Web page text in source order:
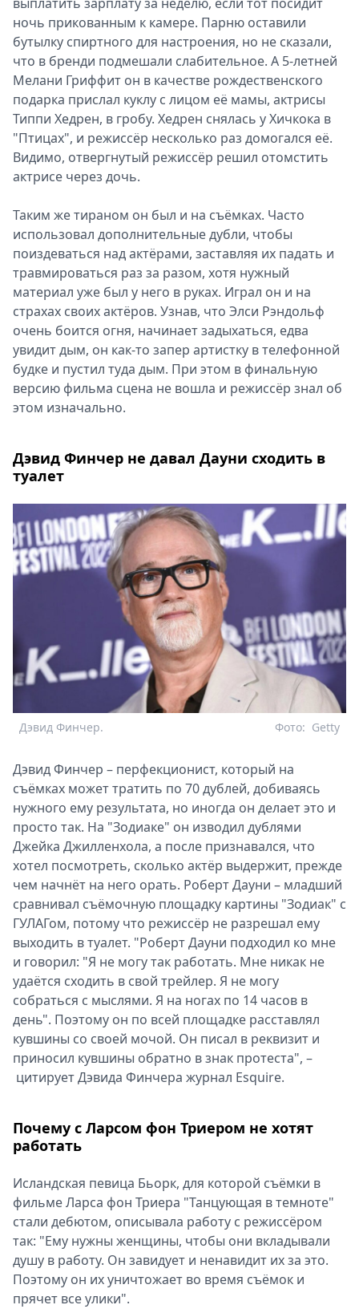
ночь прикованным к камере. Парню оставили
бутылку спиртного для настроения, но не сказали,
что в бренди подмешали слабительное. А 5-летней
Мелани Гриффит он в качестве рождественского
подарка прислал куклу с лицом её мамы, актрисы
Типпи Хедрен, в гробу. Хедрен снялась у Хичкока в
"Птицах", и режиссёр несколько раз домогался её.
Видимо, отвергнутый режиссёр решил отомстить
актрисе через дочь.
Таким же тираном он был и на съёмках. Часто
использовал дополнительные дубли, чтобы
поиздеваться над актёрами, заставляя их падать и
травмироваться раз за разом, хотя нужный
материал уже был у него в руках. Играл он и на
страхах своих актёров. Узнав, что Элси Рэндольф
очень боится огня, начинает задыхаться, едва
увидит дым, он как-то запер артистку в телефонной
будке и пустил туда дым. При этом в финальную
версию фильма сцена не вошла и режиссёр знал об
этом изначально.
Дэвид Финчер не давал Дауни сходить в
туалет
Дэвид Финчер. Getty
Фото:
Дэвид Финчер – перфекционист, который на
съёмках может тратить по 70 дублей, добиваясь
нужного ему результата, но иногда он делает это и
просто так. На "Зодиаке" он изводил дублями
Джейка Джилленхола, а после признавался, что
хотел посмотреть, сколько актёр выдержит, прежде
чем начнёт на него орать. Роберт Дауни – младший
сравнивал съёмочную площадку картины "Зодиак" с
ГУЛАГом, потому что режиссёр не разрешал ему
выходить в туалет. "Роберт Дауни подходил ко мне
и говорил: "Я не могу так работать. Мне никак не
удаётся сходить в свой трейлер. Я не могу
собраться с мыслями. Я на ногах по 14 часов в
день". Поэтому он по всей площадке расставлял
кувшины со своей мочой. Он писал в реквизит и
приносил кувшины обратно в знак протеста", –
цитирует Дэвида Финчера журнал Esquire.
Почему с Ларсом фон Триером не хотят
работать
Исландская певица Бьорк, для которой съёмки в
фильме Ларса фон Триера "Танцующая в темноте"
стали дебютом, описывала работу с режиссёром
так: "Ему нужны женщины, чтобы они вкладывали
душу в работу. Он завидует и ненавидит их за это.
Поэтому он их уничтожает во время съёмок и
прячет все улики".